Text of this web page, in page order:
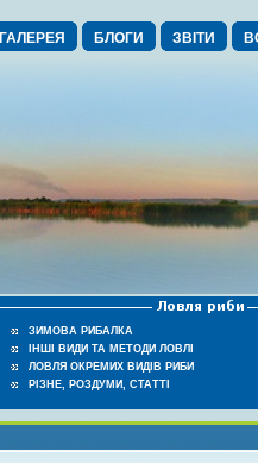
ГАЛЕРЕЯ БЛОГИ ЗВІТИ
ЗИМОВА РИБАЛКА
ІНШІ ВИДИ ТА МЕТОДИ ЛОВЛІ
ЛОВЛЯ ОКРЕМИХ ВИДІВ РИБИ
РІЗНЕ, РОЗДУМИ, СТАТТІ